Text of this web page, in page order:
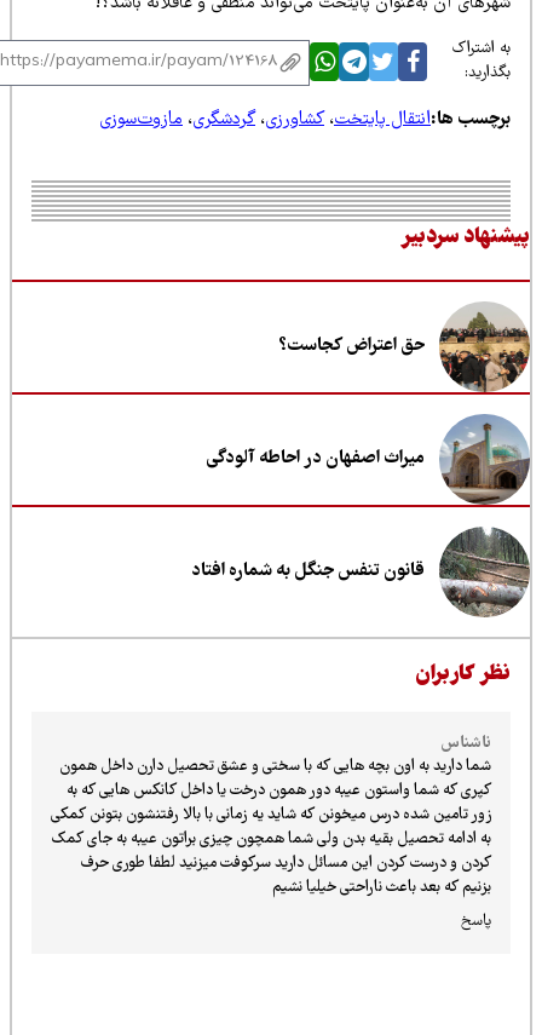
اشتراک
ها:انتقال پایتخت،کشاورزی،گردشگری،مازوت‌سوزی
سردبیر
حق اعتراض کجاست؟
میراث اصفهان در احاطه آلودگی
قانون تنفس جنگل به شماره افتاد
کاربران
ناشناس
شما دارید به اون بچه هایی که با سختی و عشق تحصیل دارن داخل همون
کپری که شما واستون عیبه دور همون درخت یا داخل کانکس هایی که به
زور تامین شده درس میخونن که شاید یه زمانی با بالا رفتنشون بتونن کمکی
به ادامه تحصیل بقیه بدن ولی شما همچون چیزی براتون عیبه به جای کمک
کردن و درست کردن این مسائل دارید سرکوفت میزنید لطفا طوری حرف
بزنیم که بعد باعث ناراحتی خیلیا نشیم